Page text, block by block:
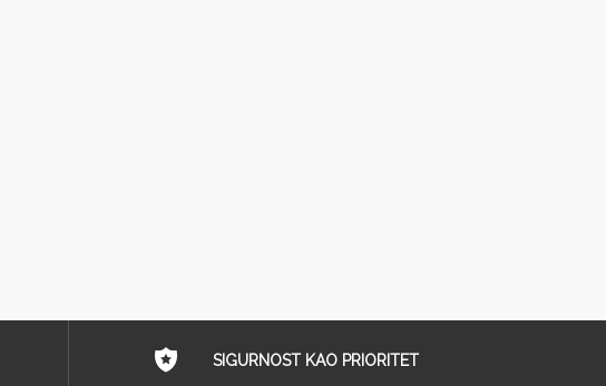
SIGURNOST KAO PRIORITET